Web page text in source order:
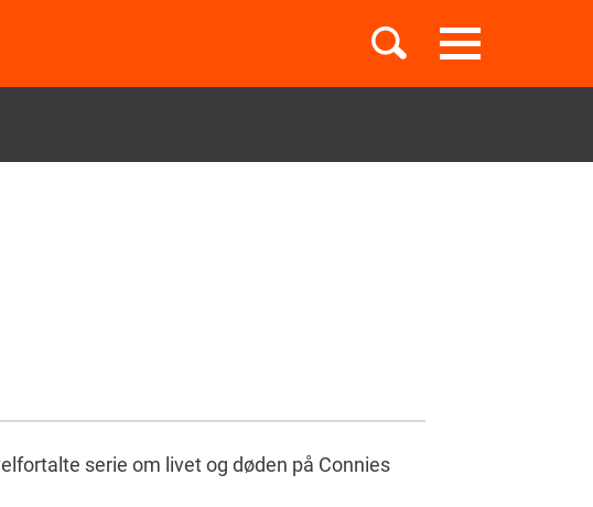
Toggle
navigation
Børnebøger
Temaer
serie om livet og døden på Connies